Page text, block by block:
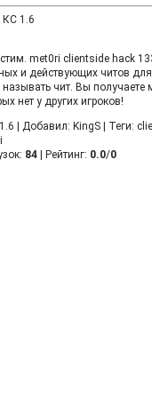
КС 1.6
met0ri clientside hack
и действующих читов
чит. Вы получаете
нет у других игроков!
Добавил: KingS Теги:
: 84 Рейтинг: 0.0/0